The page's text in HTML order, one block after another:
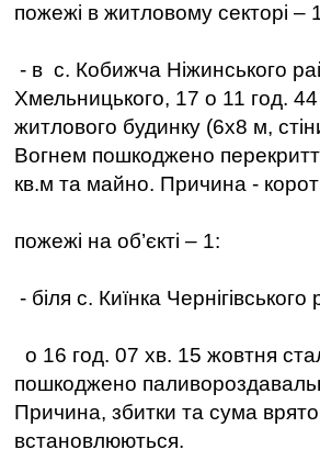
пожежі в житловому секторі –
- в с. Кобижча Ніжинського
Хмельницького, 17 о 11 год.
житлового будинку (6х8 м,
Вогнем пошкоджено
кв.м та майно. Причина -
пожежі на об’єкті – 1:
- біля с. Киїнка
о 16 год. 07 хв. 15 жовтня
пошкоджено
Причина, збитки та сума
встановлюються.